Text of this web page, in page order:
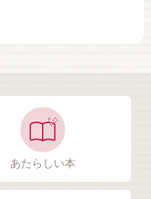
あたらしい本